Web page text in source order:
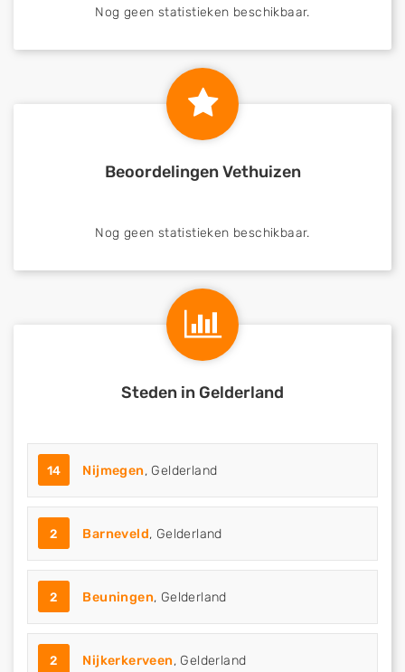
Nog geen statistieken beschikbaar.
Beoordelingen Vethuizen
Nog geen statistieken beschikbaar.
Steden in Gelderland
14 Nijmegen, Gelderland
2 Barneveld, Gelderland
2 Beuningen, Gelderland
2 Nijkerkerveen, Gelderland